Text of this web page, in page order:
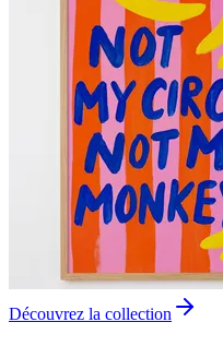
Découvrez la collection